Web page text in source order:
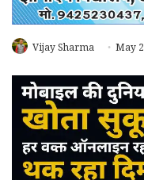
Vijay Sharma May